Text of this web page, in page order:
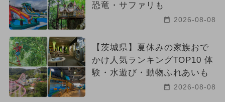
恐竜・サファリも
2026-08-08
【茨城県】夏休みの家族おで
かけ人気ランキングTOP10 体
験・水遊び・動物ふれあいも
2026-08-08